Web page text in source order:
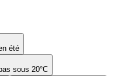
été
sous 20°C